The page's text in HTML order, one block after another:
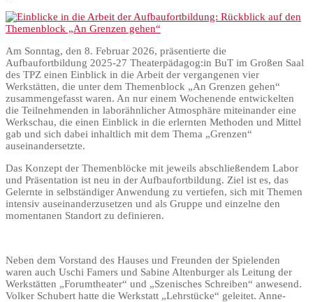
Am Sonntag, den 8. Februar 2026, präsentierte die
Aufbaufortbildung 2025-27 Theaterpädagog:in BuT im Großen Saal
des TPZ einen Einblick in die Arbeit der vergangenen vier
Werkstätten, die unter dem Themenblock „An Grenzen gehen“
zusammengefasst waren. An nur einem Wochenende entwickelten
die Teilnehmenden in laborähnlicher Atmosphäre miteinander eine
Werkschau, die einen Einblick in die erlernten Methoden und Mittel
gab und sich dabei inhaltlich mit dem Thema „Grenzen“
auseinandersetzte.
Das Konzept der Themenblöcke mit jeweils abschließendem Labor
und Präsentation ist neu in der Aufbaufortbildung. Ziel ist es, das
Gelernte in selbständiger Anwendung zu vertiefen, sich mit Themen
intensiv auseinanderzusetzen und als Gruppe und einzelne den
momentanen Standort zu definieren.
Neben dem Vorstand des Hauses und Freunden der Spielenden
waren auch Uschi Famers und Sabine Altenburger als Leitung der
Werkstätten „Forumtheater“ und „Szenisches Schreiben“ anwesend.
Volker Schubert hatte die Werkstatt „Lehrstücke“ geleitet. Anne-